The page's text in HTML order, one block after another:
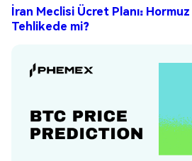
İran Meclisi Ücret Planı:
Tehlikede mi?